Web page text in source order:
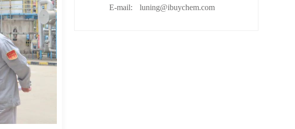
E-mail: luning@ibuychem.com